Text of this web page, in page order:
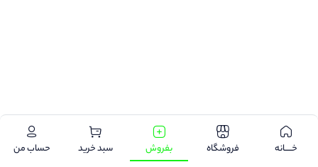
خـــــانه فروشگاه بفروش سبد خرید حساب من